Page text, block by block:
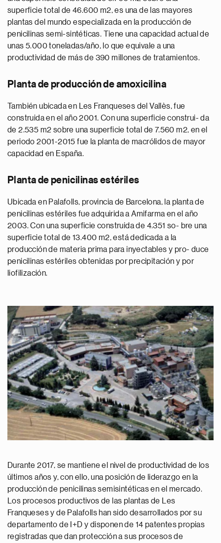
superficie total de 46.600 m2, es una de las mayores
plantas del mundo especializada en la producción de
penicilinas semi-sintéticas. Tiene una capacidad actual de
unas 5.000 toneladas/año, lo que equivale a una
productividad de más de 390 millones de tratamientos.
Planta de producción de amoxicilina
También ubicada en Les Franqueses del Vallès, fue
construida en el año 2001. Con una superficie construi- da
de 2.535 m2 sobre una superficie total de 7.560 m2, en el
periodo 2001-2015 fue la planta de macrólidos de mayor
capacidad en España.
Planta de penicilinas estériles
Ubicada en Palafolls, provincia de Barcelona, la planta de
penicilinas estériles fue adquirida a Amifarma en el año
2003. Con una superficie construida de 4.351 so- bre una
superficie total de 13.400 m2, está dedicada a la
producción de materia prima para inyectables y pro- duce
penicilinas estériles obtenidas por precipitación y por
liofilización.
Durante 2017, se mantiene el nivel de productividad de los
últimos años y, con ello, una posición de liderazgo en la
producción de penicilinas semisintéticas en el mercado.
Los procesos productivos de las plantas de Les
Franqueses y de Palafolls han sido desarrollados por su
departamento de I+D y disponen de 14 patentes propias
registradas que dan protección a sus procesos de